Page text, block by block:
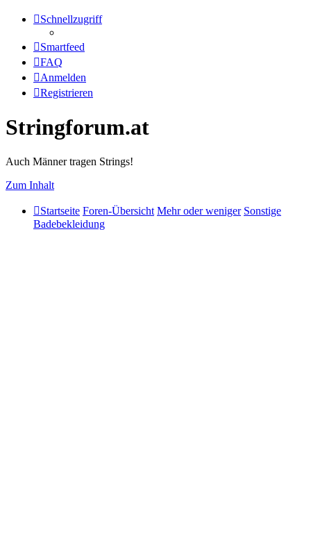
Schnellzugriff
Smartfeed
FAQ
Anmelden
Registrieren
Stringforum.at
Auch Männer tragen Strings!
Zum Inhalt
Startseite Foren-Übersicht Mehr oder weniger Sonstige
Badebekleidung